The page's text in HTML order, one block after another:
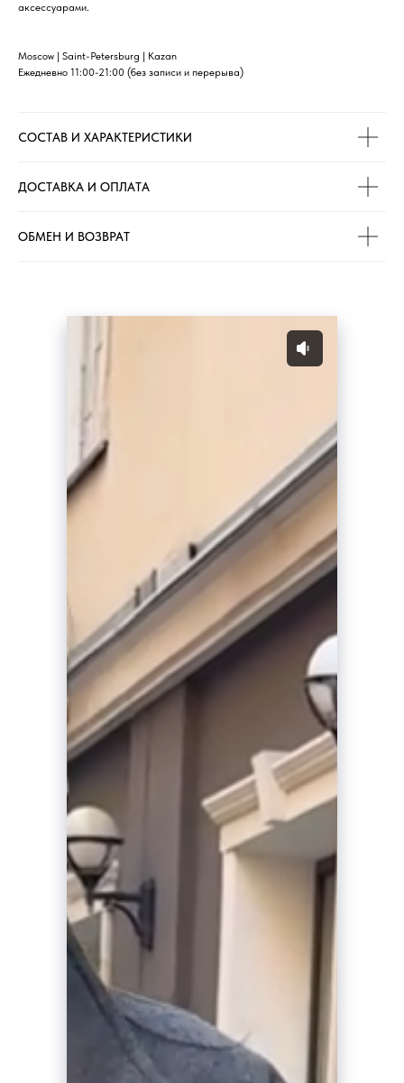
аксессуарами.
Moscow | Saint-Petersburg | Kazan
Ежедневно 11:00-21:00 (без записи и перерыва)
СОСТАВ И ХАРАКТЕРИСТИКИ
ДОСТАВКА И ОПЛАТА
ОБМЕН И ВОЗВРАТ